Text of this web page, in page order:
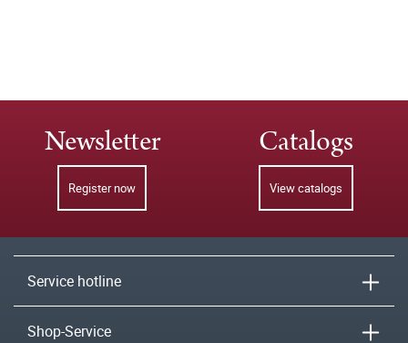
Newsletter
Register now
Catalogs
View catalogs
Service hotline
Shop-Service